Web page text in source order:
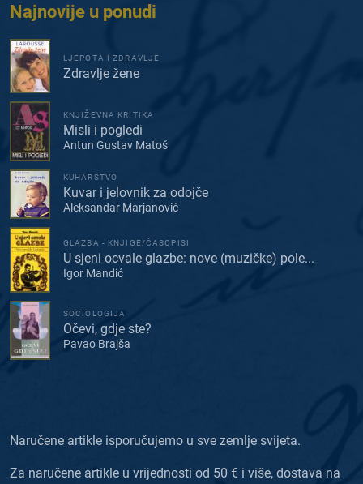
Najnovije u ponudi
LJEPOTA I ZDRAVLJE
Zdravlje žene
KNJIŽEVNA KRITIKA
Misli i pogledi
Antun Gustav Matoš
KUHARSTVO
Kuvar i jelovnik za odojče
Aleksandar Marjanović
GLAZBA - KNJIGE/ČASOPISI
U sjeni ocvale glazbe: nove (muzičke) pole...
Igor Mandić
SOCIOLOGIJA
Očevi, gdje ste?
Pavao Brajša
Naručene artikle isporučujemo u sve zemlje svijeta.
Za naručene artikle u vrijednosti od 50 € i više, dostava na